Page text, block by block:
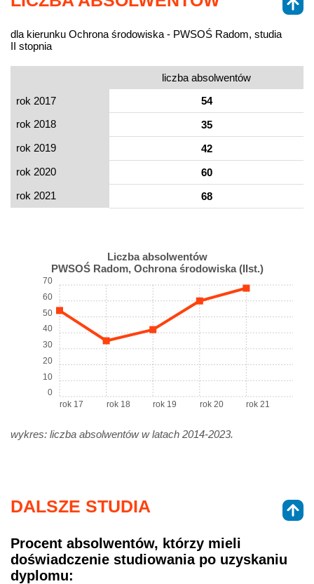
dla kierunku Ochrona środowiska - PWSOŚ Radom, studia
II stopnia
liczba absolwentów
rok 2017
54
rok 2018
35
rok 2019
42
rok 2020
60
rok 2021
68
Liczba absolwentów
PWSOŚ Radom, Ochrona środowiska (IIst.)
rok 17 rok 18 rok 19 rok 20 rok 21
0
10
20
30
40
50
60
70
wykres: liczba absolwentów w latach 2014-2023.
DALSZE STUDIA
Procent absolwentów, którzy mieli
doświadczenie studiowania po uzyskaniu
dyplomu: